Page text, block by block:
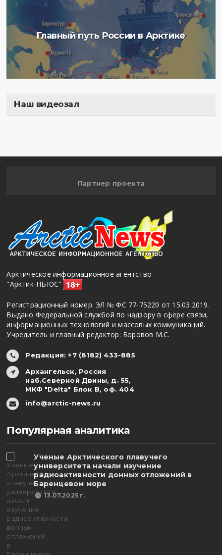
Главный путь России в Арктике
Наш видеозал
Партнер проекта
Арктическое информационное агентство
"Арктик-НЬЮС"
Регистрационный номер: ЭЛ № ФС 77-75220 от 15.03.2019.
Выдано Федеральной службой по надзору в сфере связи,
информационных технологий и массовых коммуникаций.
Учредитель и главный редактор: Боровов М.С.
Редакция: +7 (8182) 433-885
Архангельск, Россия
наб.Северной Двины, д. 55,
МКФ "Delta" Блок В, оф. 404
info@arctic-news.ru
Популярная аналитика
Ученые Арктического плавучего
университета начали изучение
радиоактивности донных отложений в
Баренцевом море
13.07.2025 г.